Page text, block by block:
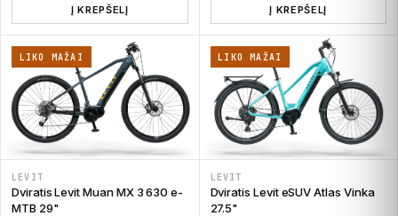
Į KREPŠELĮ Į KREPŠELĮ
LIKO MAŽAI
LEVIT
Dviratis Levit Muan MX 3 630 e-
MTB 29"
LIKO MAŽAI
LEVIT
Dviratis Levit eSUV Atlas Vinka
27.5"